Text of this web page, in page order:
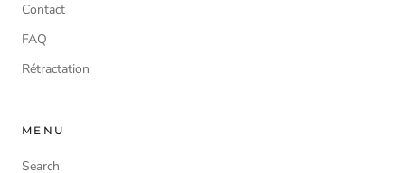
Contact
FAQ
Rétractation
MENU
Search